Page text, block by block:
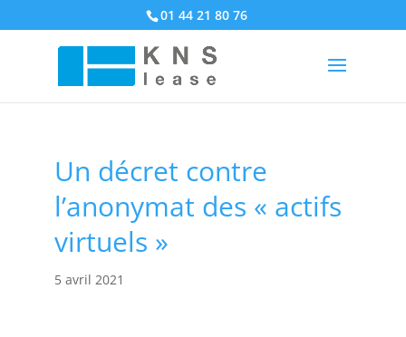
01 44 21 80 76
Un décret contre
l’anonymat des « actifs
virtuels »
5 avril 2021